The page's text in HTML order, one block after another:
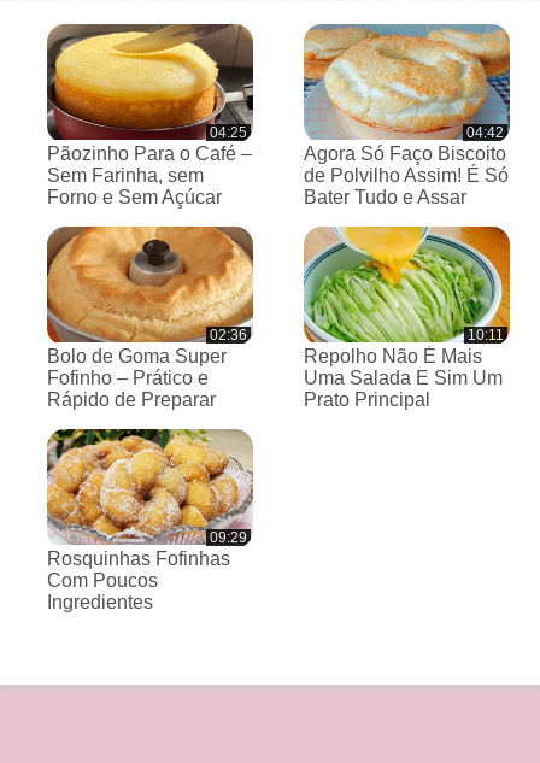
04:25
Pãozinho Para o Café –
Sem Farinha, sem
Forno e Sem Açúcar
04:42
Agora Só Faço Biscoito
de Polvilho Assim! É Só
Bater Tudo e Assar
02:36
Bolo de Goma Super
Fofinho – Prático e
Rápido de Preparar
10:11
Repolho Não É Mais
Uma Salada E Sim Um
Prato Principal
09:29
Rosquinhas Fofinhas
Com Poucos
Ingredientes